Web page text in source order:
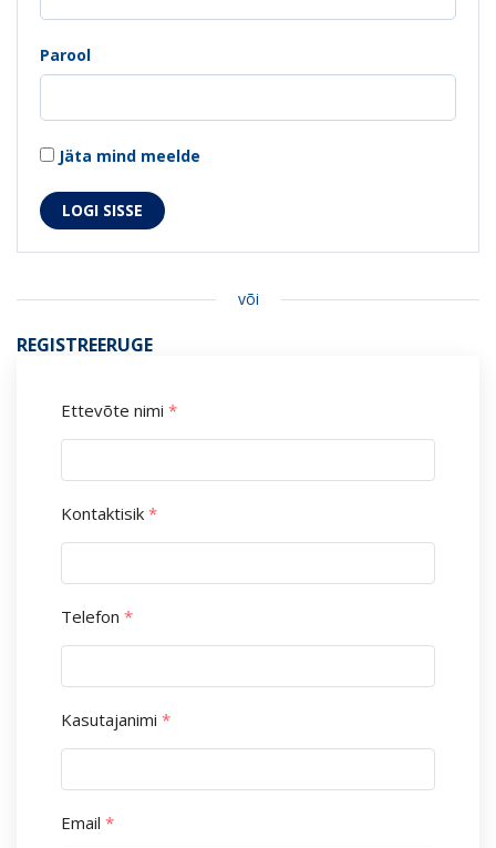
Parool
Jäta mind meelde
või
REGISTREERUGE
Ettevõte nimi *
Kontaktisik *
Telefon *
Kasutajanimi *
Email *